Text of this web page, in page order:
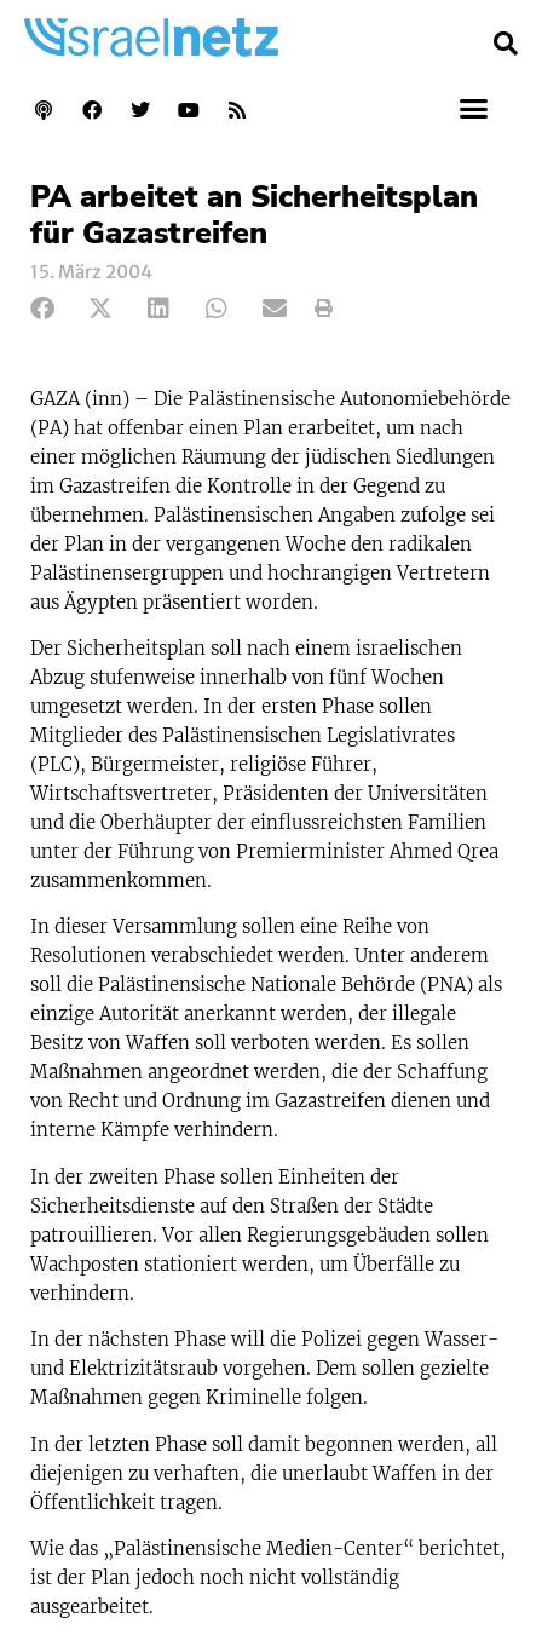
PA arbeitet an Sicherheitsplan
für Gazastreifen
15. März 2004
GAZA (inn) – Die Palästinensische Autonomiebehörde
(PA) hat offenbar einen Plan erarbeitet, um nach
einer möglichen Räumung der jüdischen Siedlungen
im Gazastreifen die Kontrolle in der Gegend zu
übernehmen. Palästinensischen Angaben zufolge sei
der Plan in der vergangenen Woche den radikalen
Palästinensergruppen und hochrangigen Vertretern
aus Ägypten präsentiert worden.
Der Sicherheitsplan soll nach einem israelischen
Abzug stufenweise innerhalb von fünf Wochen
umgesetzt werden. In der ersten Phase sollen
Mitglieder des Palästinensischen Legislativrates
(PLC), Bürgermeister, religiöse Führer,
Wirtschaftsvertreter, Präsidenten der Universitäten
und die Oberhäupter der einflussreichsten Familien
unter der Führung von Premierminister Ahmed Qrea
zusammenkommen.
In dieser Versammlung sollen eine Reihe von
Resolutionen verabschiedet werden. Unter anderem
soll die Palästinensische Nationale Behörde (PNA) als
einzige Autorität anerkannt werden, der illegale
Besitz von Waffen soll verboten werden. Es sollen
Maßnahmen angeordnet werden, die der Schaffung
von Recht und Ordnung im Gazastreifen dienen und
interne Kämpfe verhindern.
In der zweiten Phase sollen Einheiten der
Sicherheitsdienste auf den Straßen der Städte
patrouillieren. Vor allen Regierungsgebäuden sollen
Wachposten stationiert werden, um Überfälle zu
verhindern.
In der nächsten Phase will die Polizei gegen Wasser-
und Elektrizitätsraub vorgehen. Dem sollen gezielte
Maßnahmen gegen Kriminelle folgen.
In der letzten Phase soll damit begonnen werden, all
diejenigen zu verhaften, die unerlaubt Waffen in der
Öffentlichkeit tragen.
Wie das „Palästinensische Medien-Center“ berichtet,
ist der Plan jedoch noch nicht vollständig
ausgearbeitet.